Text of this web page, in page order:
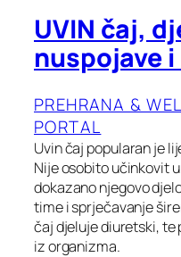
UVIN čaj,
nuspojave
PREHRANA &
PORTAL
Uvin čaj popularan je
Nije osobito učinkovit
dokazano njegovo
time i sprječavanje
čaj djeluje diuretski,
iz organizma.